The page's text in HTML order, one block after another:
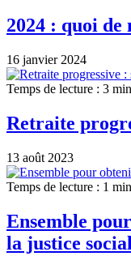
2024 : quoi de
16 janvier 2024
Temps de lecture : 3
Retraite
13 août 2023
Temps de lecture : 1
Ensemble
la justice